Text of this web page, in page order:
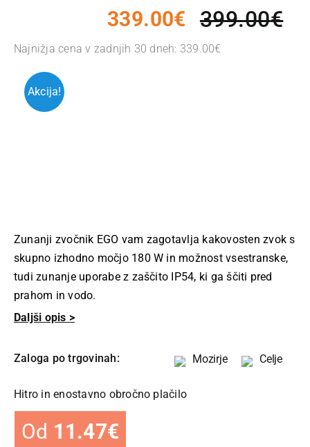
399.00€
339.00€
Najnižja cena v zadnjih 30 dneh: 339.00€
Akcija!
Zunanji zvočnik EGO vam zagotavlja kakovosten zvok s
skupno izhodno močjo 180 W in možnost vsestranske,
tudi zunanje uporabe z zaščito IP54, ki ga ščiti pred
prahom in vodo.
Daljši opis >
Zaloga po trgovinah: Mozirje Celje
Hitro in enostavno obročno plačilo
Od 11.47€